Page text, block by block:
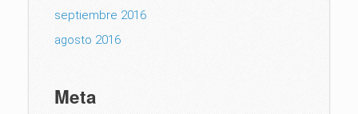
septiembre 2016
agosto 2016
Meta